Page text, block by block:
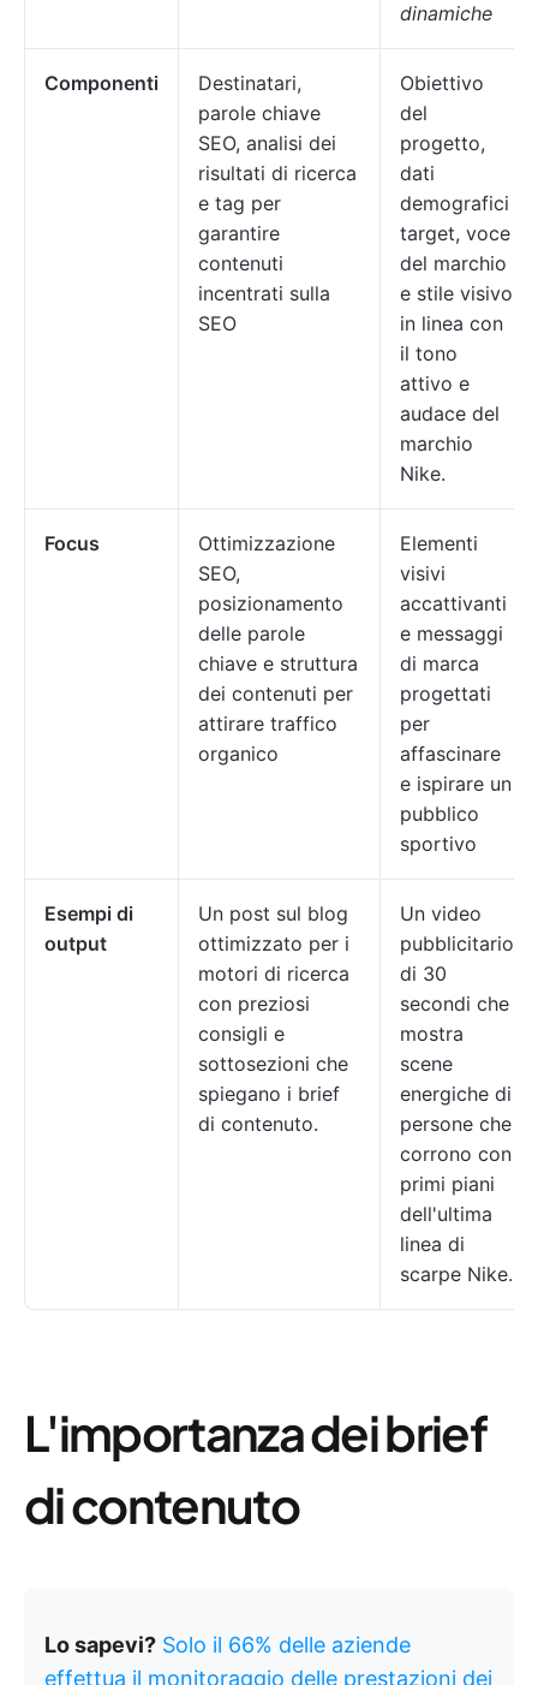
dinamiche
Componenti
Destinatari,
parole chiave
SEO, analisi dei
risultati di ricerca
e tag per
garantire
contenuti
incentrati sulla
SEO
Obiettivo
del
progetto,
dati
demografici
target, voce
del marchio
e stile visivo
in linea con
il tono
attivo e
audace del
marchio
Nike.
Focus
Ottimizzazione
SEO,
posizionamento
delle parole
chiave e struttura
dei contenuti per
attirare traffico
organico
Elementi
visivi
accattivanti
e messaggi
di marca
progettati
per
affascinare
e ispirare un
pubblico
sportivo
Esempi di
output
Un post sul blog
ottimizzato per i
motori di ricerca
con preziosi
consigli e
sottosezioni che
spiegano i brief
di contenuto.
Un video
pubblicitario
di 30
secondi che
mostra
scene
energiche di
persone che
corrono con
primi piani
dell'ultima
linea di
scarpe Nike.
L'importanza dei brief
di contenuto
Lo sapevi? Solo il 66% delle aziende
effettua il monitoraggio delle prestazioni dei